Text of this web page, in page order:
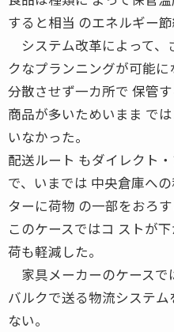
すると相当 のエネルギー節
システム改革によって、
クなプランニングが可能に
分散させず一カ所で 保管
商品が多いためいまま で
いなかった。
配送ルート もダイレクト
で、いまでは 中央倉庫へ
ターに荷物 の一部をおろ
このケースではコ ストが
荷も軽減した。
家具メーカーのケースで
バルクで送る物流システ
ない。